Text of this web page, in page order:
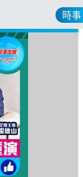
時事